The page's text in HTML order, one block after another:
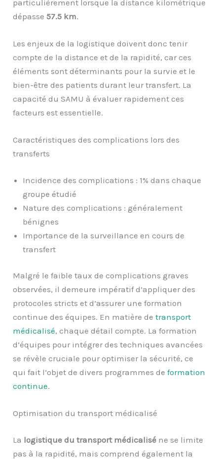
particulièrement lorsque la distance kilométrique
dépasse57.5 km.
Les enjeux de la logistique doivent donc tenir
compte de la distance et de la rapidité, car ces
éléments sont déterminants pour la survie et le
bien-être des patients durant leur transfert. La
capacité du SAMU à évaluer rapidement ces
facteurs est essentielle.
Caractéristiques des complications lors des
transferts
Incidence des complications : 1% dans chaque
groupe étudié
Nature des complications : généralement
bénignes
Importance de la surveillance en cours de
transfert
Malgré le faible taux de complications graves
observées, il demeure impératif d’appliquer des
protocoles stricts et d’assurer une formation
continue des équipes. En matière detransport
médicalisé, chaque détail compte. La formation
d’équipes pour intégrer des techniques avancées
se révèle cruciale pour optimiser la sécurité, ce
qui fait l’objet de divers programmes deformation
continue.
Optimisation du transport médicalisé
La logistique du transport médicalisé ne se limite
pas à la rapidité, mais comprend également la